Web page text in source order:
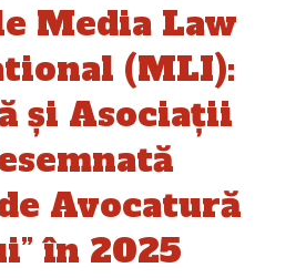
Media Law
(MLI):
și Asociații
Avocatură
în 2025